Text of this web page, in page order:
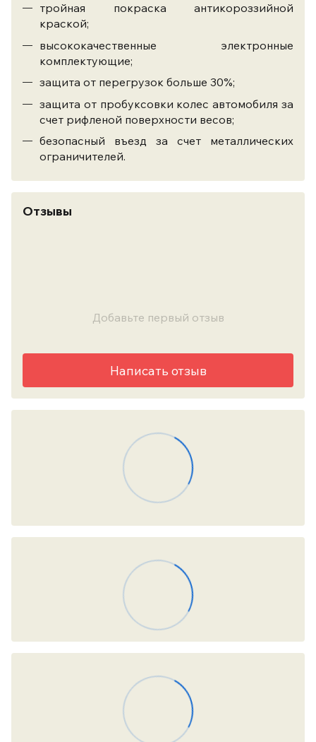
тройная покраска антикороззийной
краской;
высококачественные электронные
комплектующие;
защита от перегрузок больше 30%;
защита от пробуксовки колес автомобиля за
счет рифленой поверхности весов;
безопасный въезд за счет металлических
ограничителей.
Отзывы
Добавьте первый отзыв
Написать отзыв